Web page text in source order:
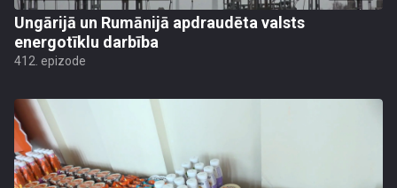
Ungārijā un Rumānijā apdraudēta valsts
energotīklu darbība
412. epizode